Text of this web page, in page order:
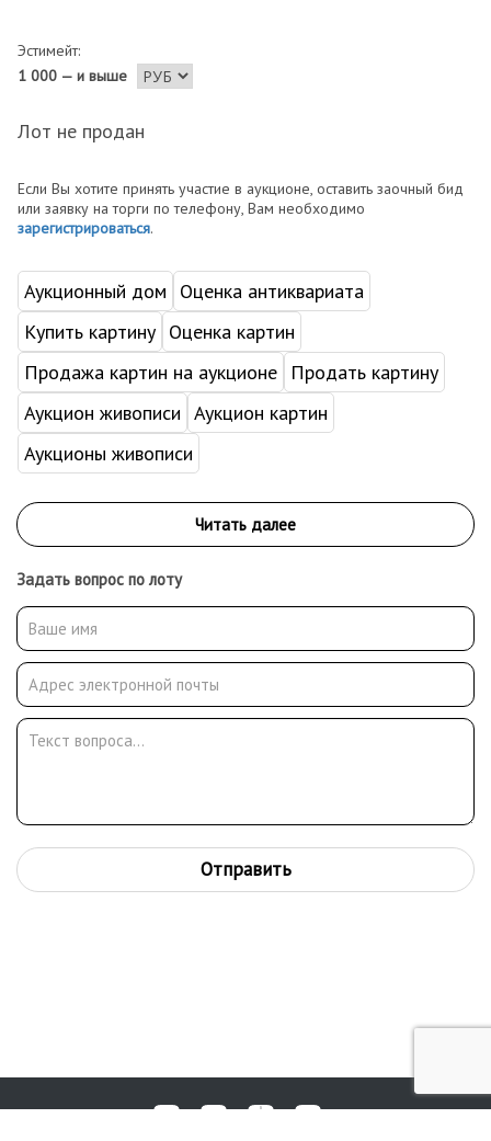
Эстимейт:
1 000 — и выше
Лот не продан
Если Вы хотите принять участие в аукционе, оставить заочный бид
или заявку на торги по телефону, Вам необходимо
зарегистрироваться.
Аукционный дом
Оценка антиквариата
Купить картину Оценка картин
Продажа картин на аукционе
Продать картину
Аукцион живописи Аукцион картин
Аукционы живописи
Задать вопрос по лоту
Отправить